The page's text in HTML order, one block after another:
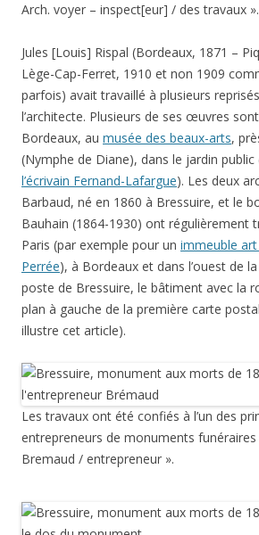
Arch. voyer – inspect[eur] / des travaux ».
Jules [Louis] Rispal (Bordeaux, 1871 –
Lège-Cap-Ferret, 1910 et non 1909
parfois) avait travaillé à plusieurs
l’architecte. Plusieurs de ses œuvres
Bordeaux, au musée des beaux-arts,
(Nymphe de Diane), dans le jardin public
l’écrivain Fernand-Lafargue). Les deux
Barbaud, né en 1860 à Bressuire, et le
Bauhain (1864-1930) ont régulièrement
Paris (par exemple pour un immeuble
Perrée), à Bordeaux et dans l’ouest de
poste de Bressuire, le bâtiment avec la
plan à gauche de la première carte
illustre cet article).
Les travaux ont été confiés à l’un des
entrepreneurs de monuments funéraires
Bremaud / entrepreneur ».